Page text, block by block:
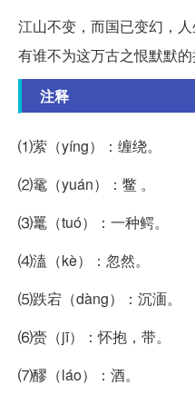
江山不变，而国已变幻，
有谁不为这万古之恨默默
注释
⑴萦（yíng）：缠绕。
⑵鼋（yuán）：鳖 。
⑶鼍（tuó）：一种鳄。
⑷溘（kè）：忽然。
⑸跌宕（dàng）：沉湎。
⑹赍（jī）：怀抱，带。
⑺醪（láo）：酒。